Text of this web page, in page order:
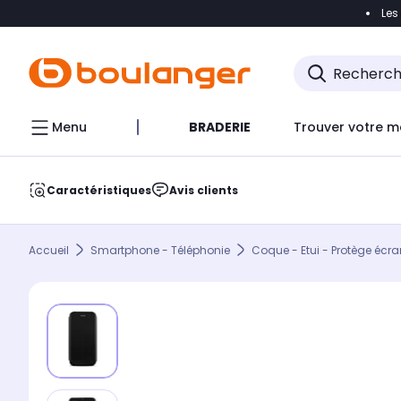
Accéder
Menu BRADERIE Trouver votre
Caractéristiques Avis clients
Accueil Smartphone - Téléphonie Coque - Etui - Protège